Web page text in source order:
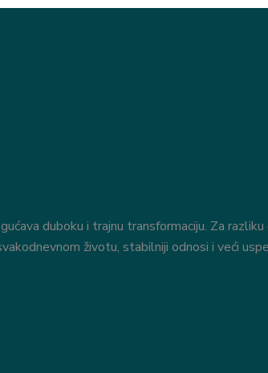
duboku i trajnu transformaciju. Za
životu, stabilniji odnosi i veći